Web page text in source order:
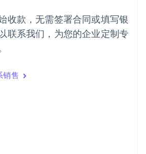
收款，无需签署合同或填写银
联系我们，为您的企业定制专
销售